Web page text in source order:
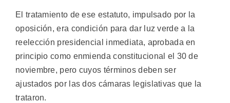
El tratamiento de ese estatuto, impulsado por la
oposición, era condición para dar luz verde a la
reelección presidencial inmediata, aprobada en
principio como enmienda constitucional el 30 de
noviembre, pero cuyos términos deben ser
ajustados por las dos cámaras legislativas que la
trataron.